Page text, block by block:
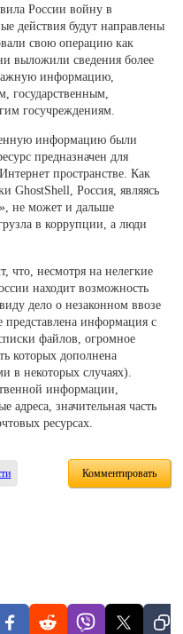
России войну в
действия будут направлены
свою операцию как
выложили сведения более
информацию,
государственным,
госучреждениям.
информацию были
предназначен для
пространстве. Как
GhostShell, Россия, являясь
не может и дальше
в коррупции, а люди
что, несмотря на нелегкие
находит возможность
дело о незаконном ввозе
информация с
файлов, огромное
которых дополнена
некоторых случаях).
информации,
адреса, значительная часть
ресурсах.
Комментировать